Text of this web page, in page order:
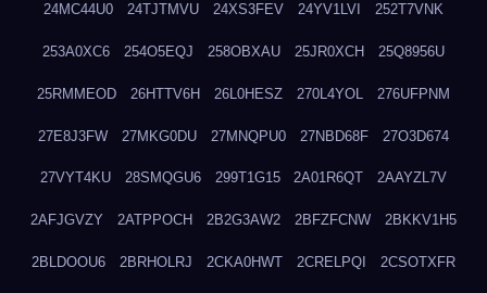
24MC44U0 24TJTMVU 24XS3FEV 24YV1LVI 252T7VNK
253A0XC6 254O5EQJ 258OBXAU 25JR0XCH 25Q8956U
25RMMEOD 26HTTV6H 26L0HESZ 270L4YOL 276UFPNM
27E8J3FW 27MKG0DU 27MNQPU0 27NBD68F 27O3D674
27VYT4KU 28SMQGU6 299T1G15 2A01R6QT 2AAYZL7V
2AFJGVZY 2ATPPOCH 2B2G3AW2 2BFZFCNW 2BKKV1H5
2BLDOOU6 2BRHOLRJ 2CKA0HWT 2CRELPQI 2CSOTXFR